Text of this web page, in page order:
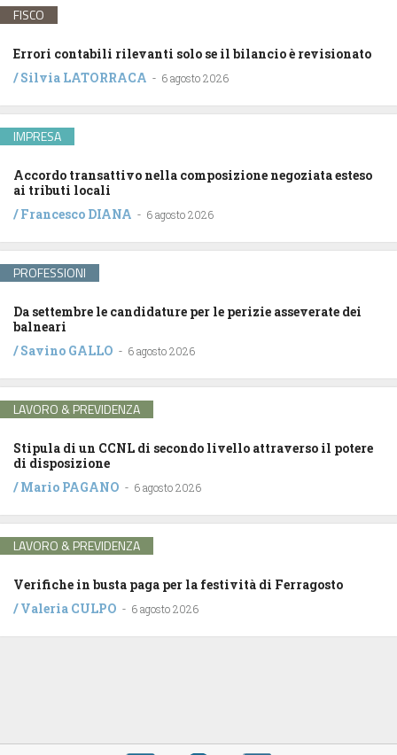
FISCO
Errori contabili rilevanti solo se il bilancio è revisionato
/Silvia LATORRACA - 6 agosto 2026
IMPRESA
Accordo transattivo nella composizione negoziata esteso
ai tributi locali
/Francesco DIANA - 6 agosto 2026
PROFESSIONI
Da settembre le candidature per le perizie asseverate dei
balneari
/Savino GALLO - 6 agosto 2026
LAVORO & PREVIDENZA
Stipula di un CCNL di secondo livello attraverso il potere
di disposizione
/Mario PAGANO - 6 agosto 2026
LAVORO & PREVIDENZA
Verifiche in busta paga per la festività di Ferragosto
/Valeria CULPO - 6 agosto 2026